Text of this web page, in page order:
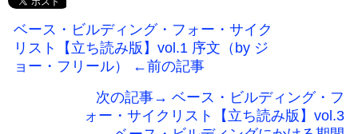
ベース・ビルディング・フォー・サイク
リスト【立ち読み版】vol.1 序文（by ジ
ョー・フリール） ←前の記事
次の記事→ ベース・ビルディング・フ
ォー・サイクリスト【立ち読み版】vol.3